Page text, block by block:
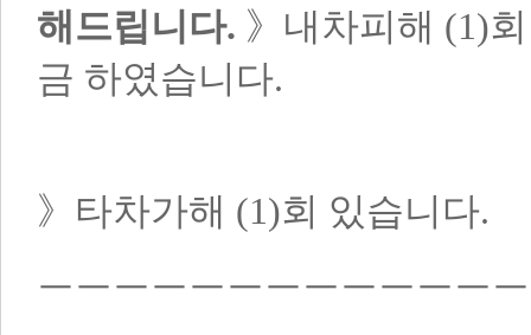
해드립니다. 》내차피해 (1)
금 하였습니다.
》타차가해 (1)회 있습니다.
ㅡㅡㅡㅡㅡㅡㅡㅡㅡㅡㅡㅡ